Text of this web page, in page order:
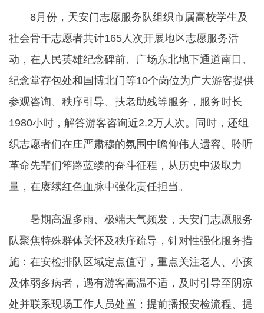
8月份，天安门志愿服务队组织市属高校学生及
社会骨干志愿者共计165人次开展地区志愿服务活
动，在人民英雄纪念碑前、广场东北地下通道南口、
纪念堂存包处和国博北门等10个岗位为广大游客提供
参观咨询、秩序引导、扶老助残等服务，服务时长
1980小时，解答游客咨询近2.2万人次。同时，还组
织志愿者们在庄严肃穆的氛围中瞻仰伟人遗容、聆听
革命先辈们筚路蓝缕的奋斗征程，从历史中汲取力
量，在赓续红色血脉中强化责任担当。
暑期高温多雨、极端天气频发，天安门志愿服务
队聚焦特殊群体关怀及秩序疏导，针对性强化服务措
施：在安检排队区域定点值守，重点关注老人、小孩
及体弱多病者，遇有游客高温不适，及时引导至阴凉
处并联系现场工作人员处置；提前播报安检流程、提